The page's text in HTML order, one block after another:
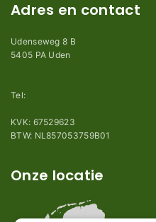
Adres en contact
Udenseweg 8 B
5405 PA Uden
Tel:
KVK: 67529623
BTW: NL857053759B01
Onze locatie